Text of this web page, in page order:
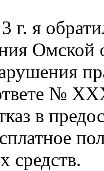
г. я
Омской
№
в
средств.